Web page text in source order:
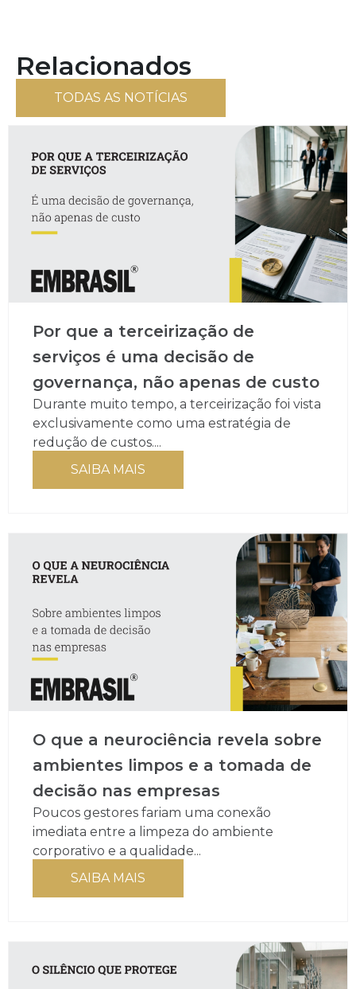
Relacionados
TODAS AS NOTÍCIAS
Por que a terceirização de
serviços é uma decisão de
governança, não apenas de custo
Durante muito tempo, a terceirização foi vista
exclusivamente como uma estratégia de
redução de custos....
SAIBA MAIS
O que a neurociência revela sobre
ambientes limpos e a tomada de
decisão nas empresas
Poucos gestores fariam uma conexão
imediata entre a limpeza do ambiente
corporativo e a qualidade...
SAIBA MAIS